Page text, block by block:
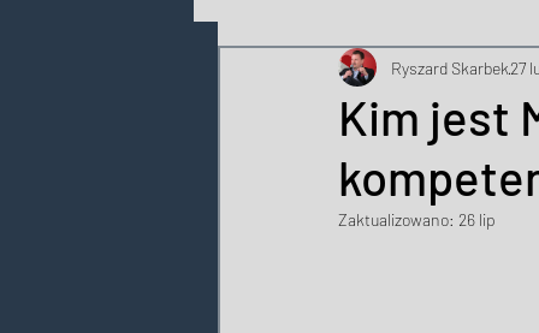
biografie recenzje
Kim jest
Ryszard Skarbek27
Zaktualizowano: 26 lip